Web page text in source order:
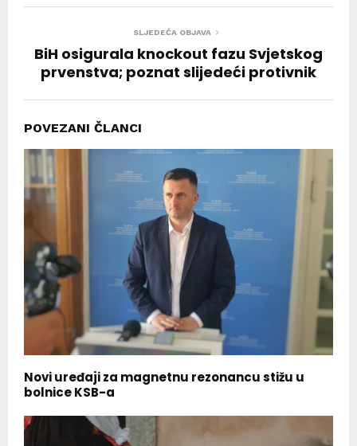
SLJEDEĆA OBJAVA
BiH osigurala knockout fazu Svjetskog
prvenstva; poznat slijedeći protivnik
POVEZANI ČLANCI
Novi uređaji za magnetnu rezonancu stižu u
bolnice KSB-a